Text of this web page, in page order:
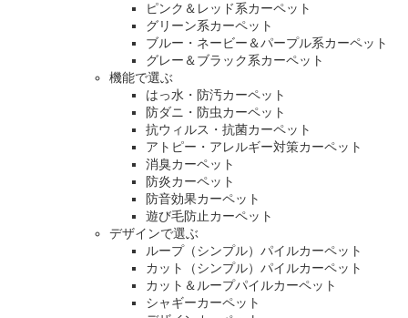
ピンク＆レッド系カーペット
グリーン系カーペット
ブルー・ネービー＆パープル系カーペット
グレー＆ブラック系カーペット
機能で選ぶ
はっ水・防汚カーペット
防ダニ・防虫カーペット
抗ウィルス・抗菌カーペット
アトピー・アレルギー対策カーペット
消臭カーペット
防炎カーペット
防音効果カーペット
遊び毛防止カーペット
デザインで選ぶ
ループ（シンプル）パイルカーペット
カット（シンプル）パイルカーペット
カット＆ループパイルカーペット
シャギーカーペット